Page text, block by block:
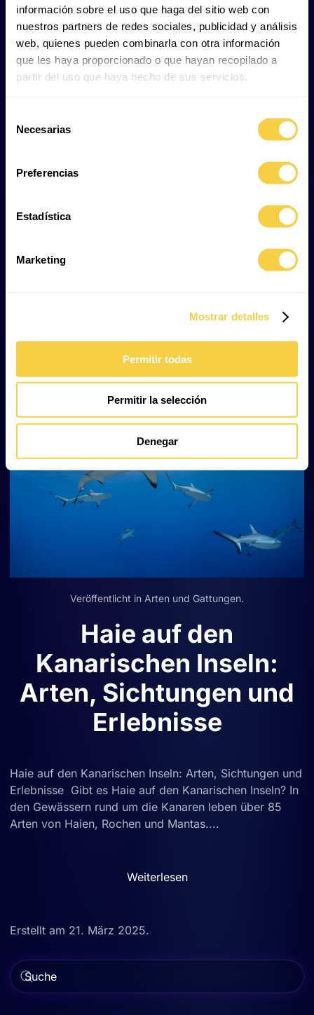
información sobre el uso que haga del sitio web con
nuestros partners de redes sociales, publicidad y análisis
web, quienes pueden combinarla con otra información
que les haya proporcionado o que hayan recopilado a
partir del uso que haya hecho de sus servicios.
Necesarias
Preferencias
Estadística
Marketing
Mostrar detalles
Permitir todas
Permitir la selección
Denegar
Veröffentlicht inBiologie.
Wie sich Haie
fortpflanzen – alles,
was du wissen musst
musst Haie, die beeindruckenden Jäger der Ozeane,
03. März 2026.
Veröffentlicht in Arten und Gattungen.
Haie auf den
Kanarischen Inseln:
Arten, Sichtungen und
Erlebnisse
Haie auf den Kanarischen Inseln: Arten, Sichtungen und
Erlebnisse Gibt es Haie auf den Kanarischen Inseln? In
den Gewässern rund um die Kanaren leben über 85
Arten von Haien, Rochen und Mantas....
Weiterlesen
Erstellt am 21. März 2025.